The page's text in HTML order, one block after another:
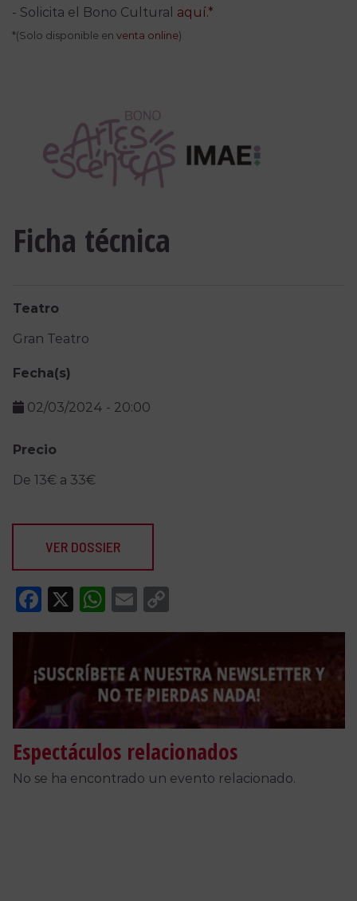
- Solicita el Bono Cultural aquí.*
*(Solo disponible enventa online)
Ficha técnica
Teatro
Gran Teatro
Fecha(s)
02/03/2024 - 20:00
Precio
De 13€ a 33€
VER DOSSIER
Facebook
X WhatsApp
Email
Copy
Link
Espectáculos relacionados
No se ha encontrado un evento relacionado.